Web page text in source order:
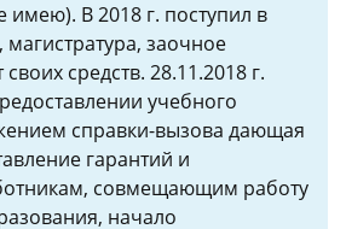
имею). В 2018 г. поступил в
заочное
средств. 28.11.2018 г.
учебного
справки-вызова дающая
гарантий и
совмещающим работу
начало